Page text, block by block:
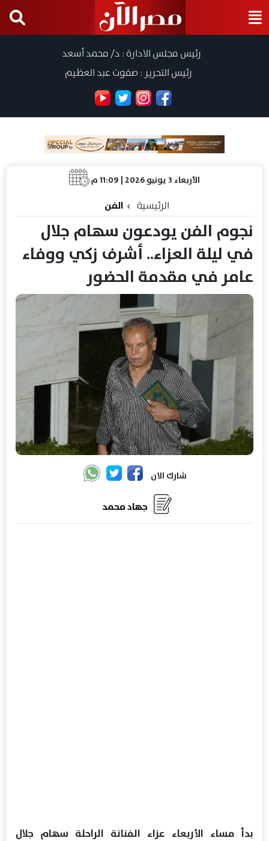
رئيس مجلس الادارة : د/ محمد أسعد
رئيس التحرير : صفوت عبد العظيم
الأربعاء 3 يونيو 2026 | 11:09 م
الرئيسية الفن
نجوم الفن يودعون سهام جلال
في ليلة العزاء.. أشرف زكي ووفاء
عامر في مقدمة الحضور
شارك الان
جهاد محمد
بدأ مساء الأربعاء عزاء الفنانة الراحلة سهام جلال